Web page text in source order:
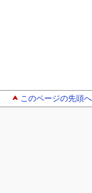
このページの先頭へ